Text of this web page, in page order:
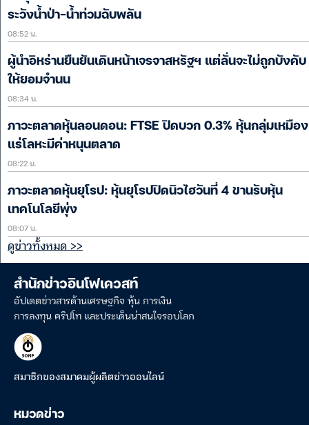
ระวังน้ำป่า-น้ำท่วมฉับพลัน
08:52 น.
ผู้นำอิหร่านยืนยันเดินหน้าเจรจาสหรัฐฯ แต่ลั่นจะไม่ถูกบังคับ
ให้ยอมจำนน
08:34 น.
ภาวะตลาดหุ้นลอนดอน: FTSE ปิดบวก 0.3% หุ้นกลุ่มเหมือง
แร่โลหะมีค่าหนุนตลาด
08:22 น.
ภาวะตลาดหุ้นยุโรป: หุ้นยุโรปปิดนิวไฮวันที่ 4 ขานรับหุ้น
เทคโนโลยีพุ่ง
08:07 น.
ดูข่าวทั้งหมด >>
สำนักข่าวอินโฟเควสท์
อัปเดตข่าวสารด้านเศรษฐกิจ หุ้น การเงิน
การลงทุน คริปโท และประเด็นน่าสนใจรอบโลก
สมาชิกของสมาคมผู้ผลิตข่าวออนไลน์
หมวดข่าว